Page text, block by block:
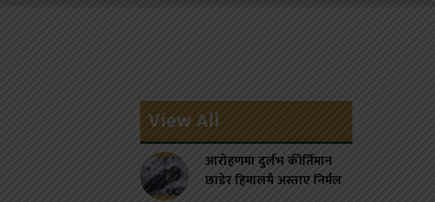
View All
आरोहणमा दुर्लभ कीर्तिमान
छाडेर हिमालमै अस्ताए निर्मल